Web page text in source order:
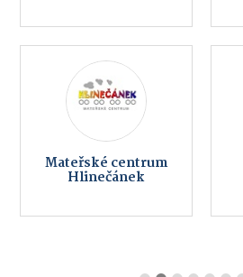
Mateřské centrum
Hlinečánek